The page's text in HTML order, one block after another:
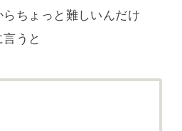
ちょっと難しいんだけ
うと